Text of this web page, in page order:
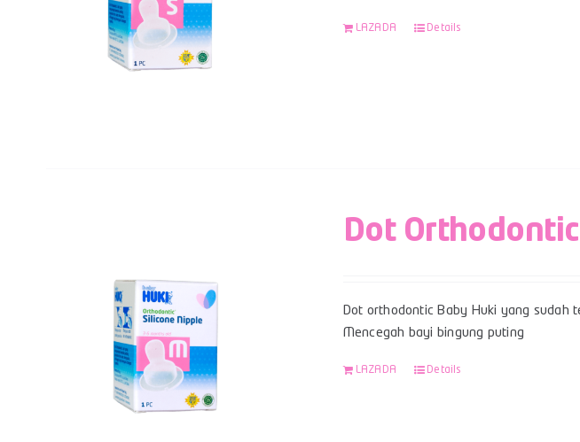
LAZADA Details
Dot
Dot orthodontic Baby Huki yang sudah
Mencegah bayi bingung puting
LAZADA Details